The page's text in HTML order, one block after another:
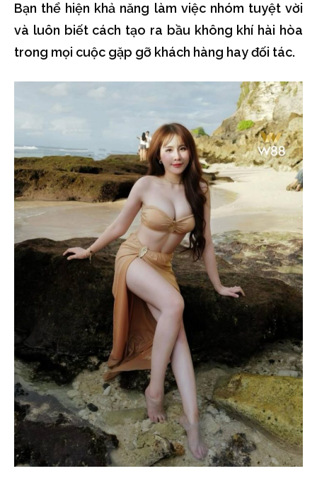
Bạn thể hiện khả năng làm việc nhóm tuyệt vời
và luôn biết cách tạo ra bầu không khí hài hòa
trong mọi cuộc gặp gỡ khách hàng hay đối tác.